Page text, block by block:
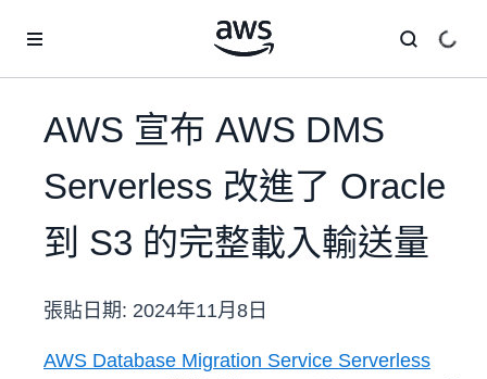
AWS 宣布 AWS DMS
Serverless 改進了 Oracle
到 S3 的完整載入輸送量
張貼日期: 2024年11月8日
AWS Database Migration Service Serverless